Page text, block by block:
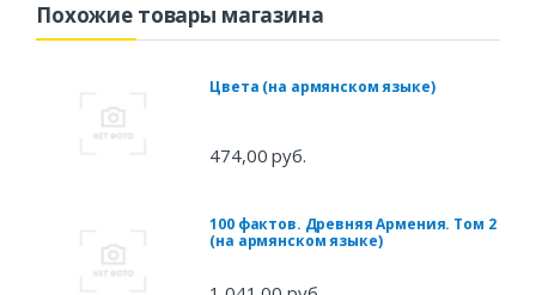
Похожие товары магазина
Цвета (на армянском языке)
474,00 руб.
100 фактов. Древняя Армения. Том 2
(на армянском языке)